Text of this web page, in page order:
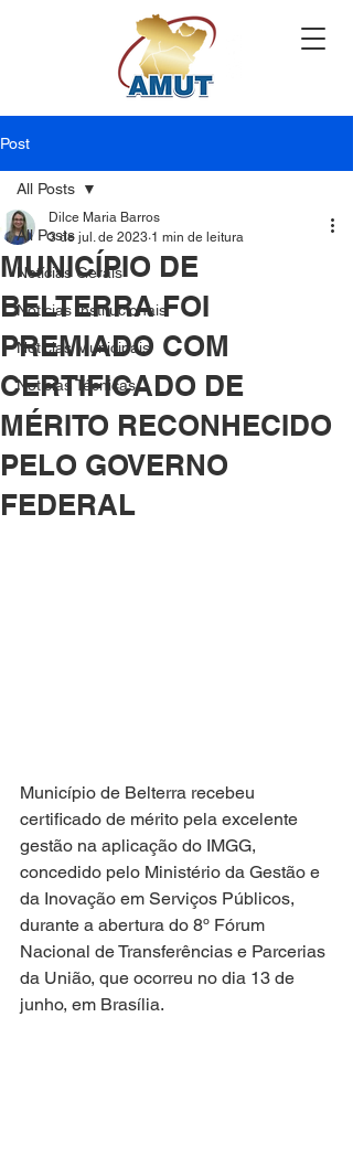
Post
All Posts
Notícias Gerais
Notícias Institucionais
Notícias Municipais
Notícias Técnicas
All Posts
MUNICÍPIO DE
BELTERRA FOI
PREMIADO COM
CERTIFICADO DE
MÉRITO RECONHECIDO
PELO GOVERNO
FEDERAL
Dilce Maria Barros
3 de jul. de 2023 1 min de leitura
Município de Belterra recebeu
certificado de mérito pela excelente
gestão na aplicação do IMGG,
concedido pelo Ministério da Gestão e
da Inovação em Serviços Públicos,
durante a abertura do 8º Fórum
Nacional de Transferências e Parcerias
da União, que ocorreu no dia 13 de
junho, em Brasília.